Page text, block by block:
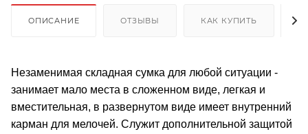
ОПИСАНИЕ ОТЗЫВЫ КАК КУПИТЬ
Незаменимая складная сумка для любой ситуации -
занимает мало места в сложенном виде, легкая и
вместительная, в развернутом виде имеет внутренний
карман для мелочей. Служит дополнительной защитой